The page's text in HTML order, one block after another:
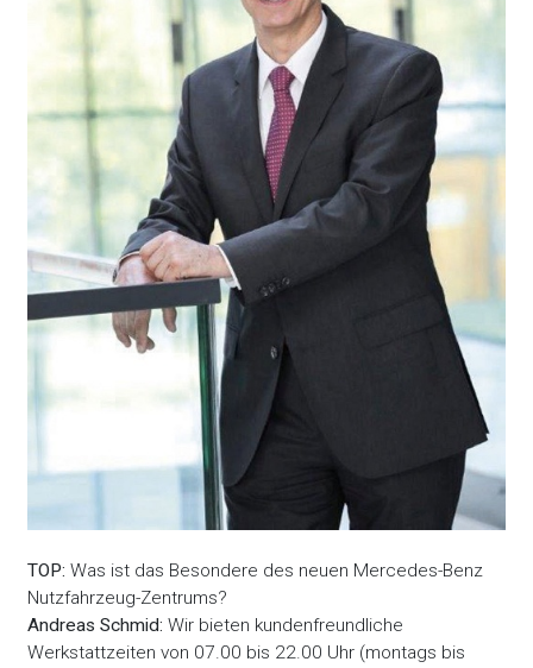
TOP: Was ist das Besondere des neuen Mercedes-Benz
Nutzfahrzeug-Zentrums?
Andreas Schmid: Wir bieten kundenfreundliche
Werkstattzeiten von 07.00 bis 22.00 Uhr (montags bis